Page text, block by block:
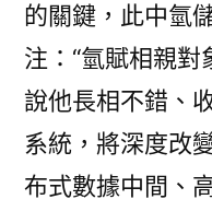
的關鍵，此中氫
注：“氫賦相親
說他長相不錯、
系統，將深度改
布式數據中間、